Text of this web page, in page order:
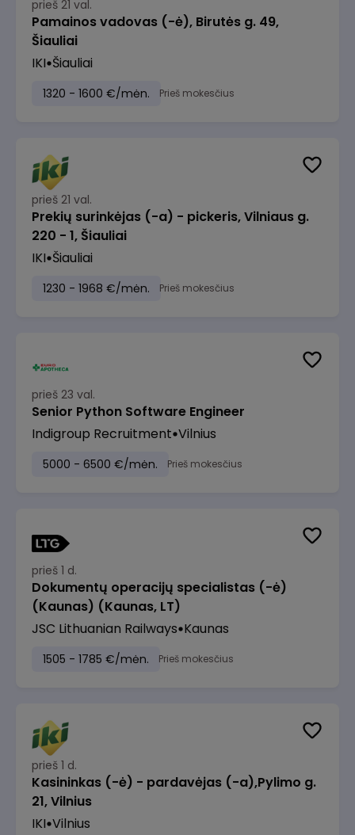
prieš 21 val.
Pamainos vadovas (-ė), Birutės g. 49,
Šiauliai
IKI Šiauliai
1320 - 1600 €/mėn. Prieš mokesčius
prieš 21 val.
Prekių surinkėjas (-a) - pickeris, Vilniaus g.
220 - 1, Šiauliai
IKI Šiauliai
1230 - 1968 €/mėn. Prieš mokesčius
prieš 23 val.
Senior Python Software Engineer
Indigroup Recruitment Vilnius
5000 - 6500 €/mėn. Prieš mokesčius
prieš 1 d.
Dokumentų operacijų specialistas (-ė)
(Kaunas) (Kaunas, LT)
JSC Lithuanian Railways Kaunas
1505 - 1785 €/mėn. Prieš mokesčius
prieš 1 d.
Kasininkas (-ė) - pardavėjas (-a),Pylimo g.
21, Vilnius
IKI Vilnius